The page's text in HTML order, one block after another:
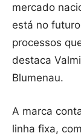
mercado
está no
processos
destaca
Blumenau.
A marca
linha fixa,